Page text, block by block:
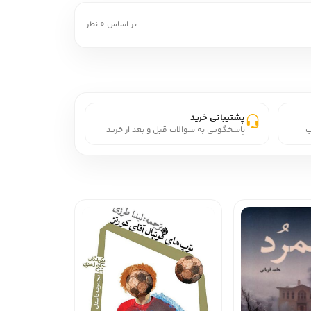
بر اساس 0 نظر
پشتیبانی خرید
پاسخگویی به سوالات قبل و بعد از خرید